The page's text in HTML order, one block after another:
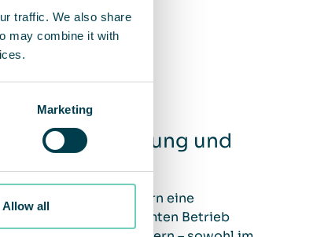
traffic. We also share
may combine it with
Marketing
Allow all
Arbeitsumgebung und
und Staplern eine
die den gesamten Betrieb